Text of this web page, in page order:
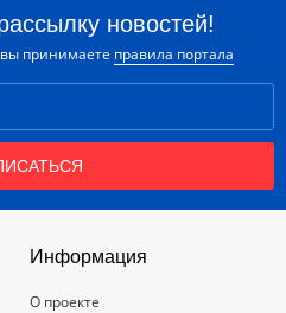
новостей!
принимаете правила портала
Информация
О проекте